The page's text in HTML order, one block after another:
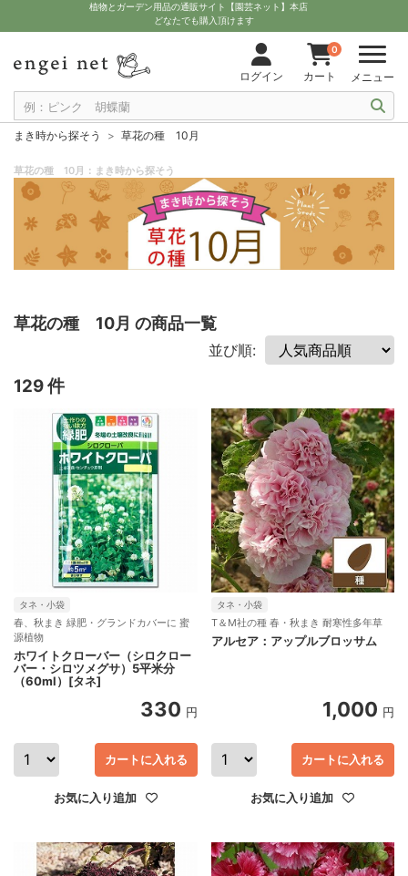
植物とガーデン用品の通販サイト【園芸ネット】本店
どなたでも購入頂けます
ログイン
0
カート メニュー
まき時から探そう 草花の種 10月
草花の種 10月：まき時から探そう
草花の種 10月 の商品一覧
並び順:
129 件
タネ・小袋
春、秋まき 緑肥・グランドカバーに 蜜
源植物
ホワイトクローバー（シロクロー
バー・シロツメグサ）5平米分
（60ml）[タネ]
330 円
お気に入り追加
カートに入れる
タネ・小袋
T＆M社の種 春・秋まき 耐寒性多年草
アルセア：アップルブロッサム
1,000 円
お気に入り追加
カートに入れる